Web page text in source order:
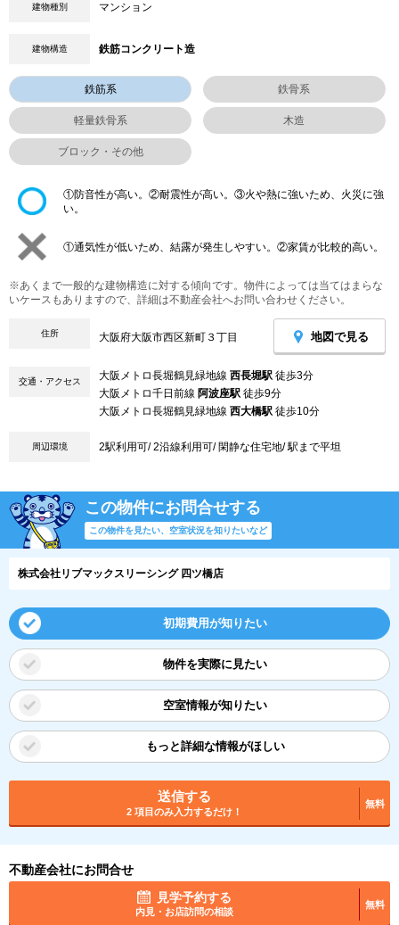
建物種別 マンション
建物構造 鉄筋コンクリート造
鉄筋系 鉄骨系
軽量鉄骨系 木造
ブロック・その他
①防音性が高い。②耐震性が高い。③火や熱に強いため、火災に強
い。
①通気性が低いため、結露が発生しやすい。②家賃が比較的高い。
※あくまで一般的な建物構造に対する傾向です。物件によっては当てはまらな
いケースもありますので、詳細は不動産会社へお問い合わせください。
住所 大阪府大阪市西区新町３丁目 地図で見る
交通・アクセス 大阪メトロ長堀鶴見緑地線 西長堀駅 徒歩3分
大阪メトロ千日前線 阿波座駅 徒歩9分
大阪メトロ長堀鶴見緑地線 西大橋駅 徒歩10分
周辺環境 2駅利用可/ 2沿線利用可/ 閑静な住宅地/ 駅まで平坦
この物件にお問合せする
この物件を見たい、空室状況を知りたいなど
株式会社リブマックスリーシング 四ツ橋店
初期費用が知りたい
物件を実際に見たい
空室情報が知りたい
もっと詳細な情報がほしい
送信する
2 項目のみ入力するだけ！
無料
不動産会社にお問合せ
見学予約する
内見・お店訪問の相談
無料